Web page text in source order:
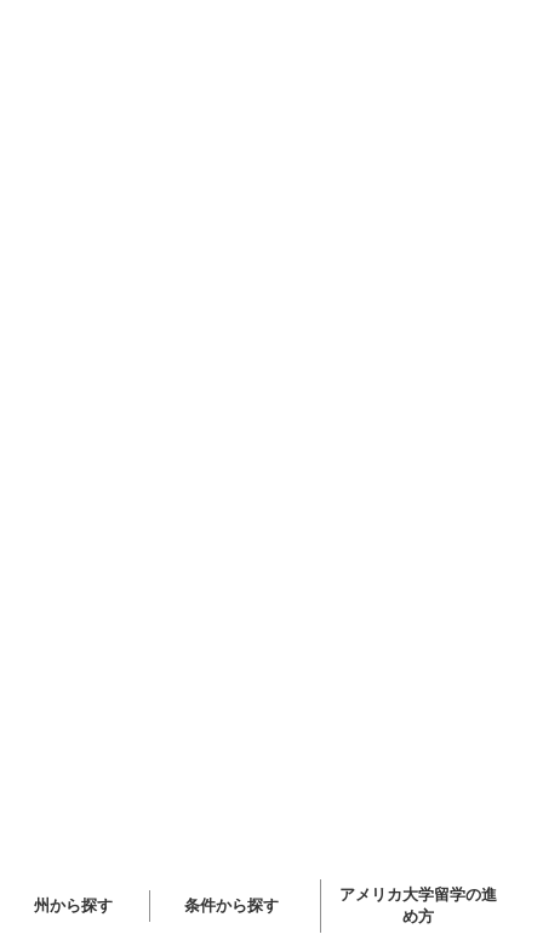
州から探す 条件から探す
アメリカ大学留学の進
め方